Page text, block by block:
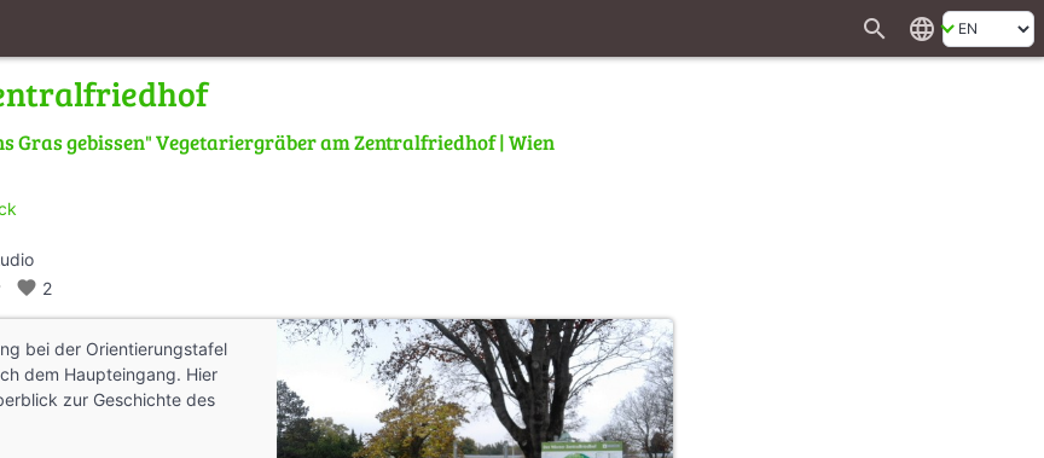
search language
Gras gebissen" Vegetariergräber am Zentralfriedhof | Wien
favorite 2
bei der Orientierungstafel
dem Haupteingang. Hier
zur Geschichte des